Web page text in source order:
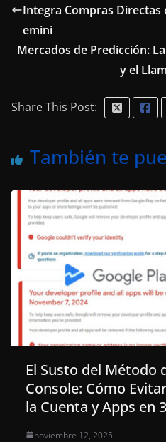
Integra Compras Directas
emini
Mercados de Predicción:
y el
Share This Post:
También te
El Susto del Método
Console: Cómo
la Cuenta y Apps en
noviembre 12, 2025